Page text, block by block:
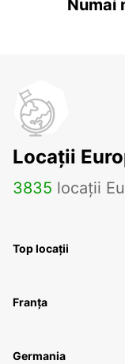
Numai
Locații
3835 locații
Top locații
Franța
Germania